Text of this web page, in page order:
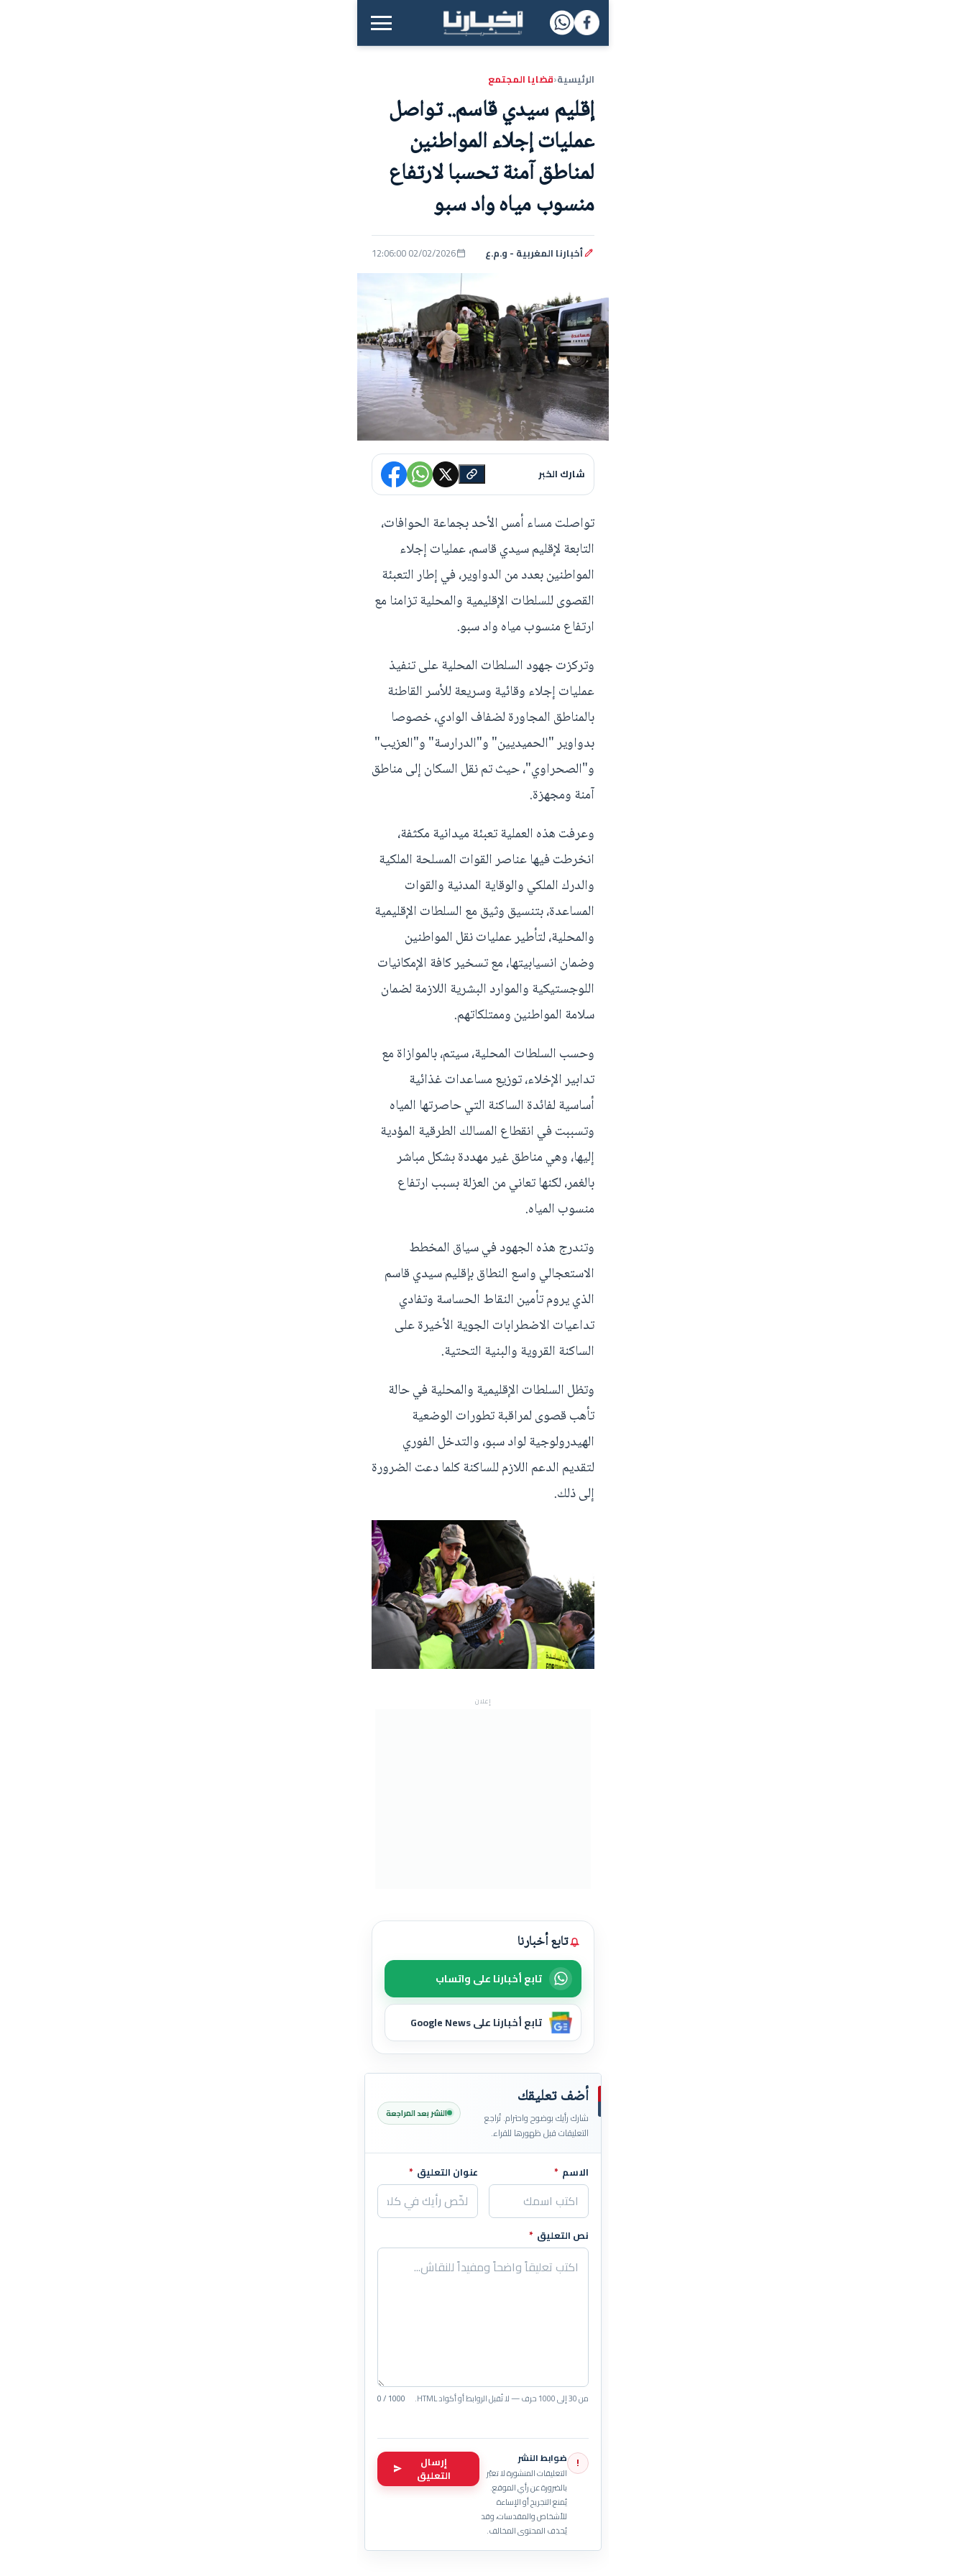
القائمة الرئيسية
الرئيسية‹قضايا المجتمع
إقليم سيدي قاسم.. تواصل
عمليات إجلاء المواطنين
لمناطق آمنة تحسبا لارتفاع
منسوب مياه واد سبو
أخبارنا المغربية - و.م.ع 02/02/2026 12:06:00
شارك الخبر
تواصلت مساء أمس الأحد بجماعة الحوافات،
التابعة لإقليم سيدي قاسم، عمليات إجلاء
المواطنين بعدد من الدواوير، في إطار التعبئة
القصوى للسلطات الإقليمية والمحلية تزامنا مع
ارتفاع منسوب مياه واد سبو.
وتركزت جهود السلطات المحلية على تنفيذ
عمليات إجلاء وقائية وسريعة للأسر القاطنة
بالمناطق المجاورة لضفاف الوادي، خصوصا
بدواوير "الحميديين" و"الدرارسة" و"العزيب"
و"الصحراوي"، حيث تم نقل السكان إلى مناطق
آمنة ومجهزة.
وعرفت هذه العملية تعبئة ميدانية مكثفة،
انخرطت فيها عناصر القوات المسلحة الملكية
والدرك الملكي والوقاية المدنية والقوات
المساعدة، بتنسيق وثيق مع السلطات الإقليمية
والمحلية، لتأطير عمليات نقل المواطنين
وضمان انسيابيتها، مع تسخير كافة الإمكانيات
اللوجستيكية والموارد البشرية اللازمة لضمان
سلامة المواطنين وممتلكاتهم.
وحسب السلطات المحلية، سيتم، بالموازاة مع
تدابير الإخلاء، توزيع مساعدات غذائية
أساسية لفائدة الساكنة التي حاصرتها المياه
وتسببت في انقطاع المسالك الطرقية المؤدية
إليها، وهي مناطق غير مهددة بشكل مباشر
بالغمر، لكنها تعاني من العزلة بسبب ارتفاع
منسوب المياه.
وتندرج هذه الجهود في سياق المخطط
الاستعجالي واسع النطاق بإقليم سيدي قاسم
الذي يروم تأمين النقاط الحساسة وتفادي
تداعيات الاضطرابات الجوية الأخيرة على
الساكنة القروية والبنية التحتية.
وتظل السلطات الإقليمية والمحلية في حالة
تأهب قصوى لمراقبة تطورات الوضعية
الهيدرولوجية لواد سبو، والتدخل الفوري
لتقديم الدعم اللازم للساكنة كلما دعت الضرورة
إلى ذلك.
إعلان
تابع أخبارنا
تابع أخبارنا على واتساب
تابع أخبارنا على Google News
أضف تعليقك
شارك رأيك بوضوح واحترام. تُراجع
التعليقات قبل ظهورها للقراء.
النشر بعد المراجعة
اترك هذا الحقل فارغاً
الاسم * عنوان التعليق *
نص التعليق *
من 30 إلى 1000 حرف — لا تُقبل الروابط أو أكواد HTML. 0 / 1000
! ضوابط النشر
التعليقات المنشورة لا تعبّر
بالضرورة عن رأي الموقع.
يُمنع التجريح أو الإساءة
للأشخاص والمقدسات، وقد
يُحذف المحتوى المخالف.
إرسال
التعليق